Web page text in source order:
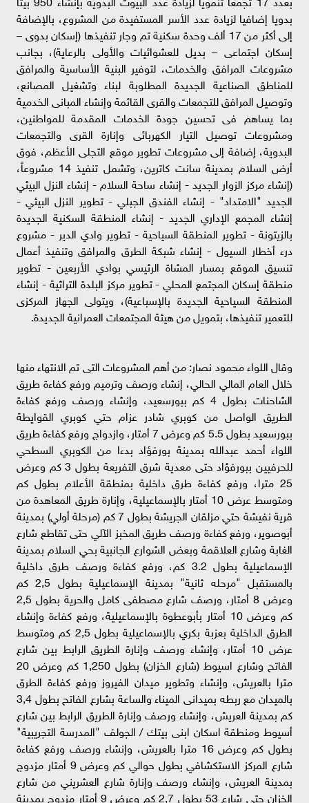
بدويا إضافيا لزيادة عدد الأسر المستفيدة من المشروع، بالإضافة
إلى أكثر من 17 ألف وحدة سكنية تم وجار تنفيذها (إسكان بدوى –
إسكان اجتماعى – بديل للعشوائيات والأولى بالرعاية)، بجانب
مشروعات المرافق والخدمات، لتوفير البنية الأساسية والمرافق
للمناطق الصناعية الجديدة المطلوبة لبناء وتشغيل المصانع،
وتوصيل المرافق للتجمعات والقرى القائمة وإنشاء المبانى الخدمية
بما يساهم فى تحسين جودة الخدمات المقدمة للمواطنين،
ومشروعات توصيل التيار الكهربائى وإنارة القرى والتجمعات
البدوية، إضافة إلى مشروعات تطوير موقع التجلى الأعظم، فوق
أرض السلام بمدينة سانت كاترين، وتشمل تنفيذ 14 مشروعاً،
(إنشاء مركز الزوار الجديد - إنشاء ساحة السلام - إنشاء النزل البيئي
الجديد "الامتداد" - إنشاء الفندق الجبلي - تطوير النزل البيئي -
إنشاء المجمع الإداري الجديد - إنشاء المنطقة السكنية الجديدة
بالزيتونة - تطوير المنطقة السياحية - تطوير وادي الدير - مشروع
درء أخطار السيول - إنشاء شبكة الطرق والمرافق وتنفيذ أعمال
تنسيق الموقع بمسار المشاة الرئيسي بوادي الأربعين - تطوير
منطقة إسكان المجتمع المحلي - تطوير مركز البلدة التراثية - إنشاء
المنطقة السياحية الجديدة بالإسباعية)، ويتولى الجهاز المركزى
للتعمير تنفيذها، بتمويل من هيئة المجتمعات العمرانية الجديدة.
وقال اللواء محمود نصار: من أهم المشروعات التى تم الانتهاء منها
خلال العام المالي الحالي، إنشاء ورصف وترميم ورفع كفاءة طريق
الشاحنات بطول 4 كم ببورسعيد، وإنشاء ورصف ورفع كفاءة
الطريق الواصل من كوبري شادر عزام حتي كوبري القوايطة
ببورسعيد بطول 5.5 كم وعرض 7 أمتار، وازدواج ورفع كفاءة طريق
اللواء أحمد عبدالله بمدينة بورفؤاد بدءا من الكوبري السطحي
للحرفيين ببورفؤاد حتى معدية شرق التفريعة بطول 3 كم وعرض
25 مترا، ورفع كفاءة طرق داخلية بمنطقة الأعلام بطول كم
ومتوسط عرض 10 أمتار بالإسماعيلية، وإنارة طريق المعاهدة من
قرية نفيشة حتي مزلقان الجريشة بطول 7 كم (مرحلة أولي) بمدينة
أبوصوير، ورفع كفاءة ورصف طريق المخبز الآلي حتى تقاطع شارع
الغابة وشارع العلاقمة وبعض الشوارع الجانبية بحي السلام بمدينة
الإسماعيلية بطول 3.2 كم، ورفع كفاءة ورصف طرق داخلية
بالمستقبل "مرحله ثانية" بمدينة الإسماعيلية بطول 2,5 كم
وعرض 8 أمتار، ورصف شارع مصطفى كامل والحرية بطول 2,5
كم وعرض 10 أمتار بأبوعطوة بالإسماعيلية، ورفع كفاءة وإنشاء
الطرق الداخلية بعزبة بكري بالإسماعيلية بطول 2,5 كم ومتوسط
عرض 10 أمتار، وإنشاء ورصف وإنارة الطريق الرابط بين شارع
الفاتح وشارع اسيوط (شارع الخزان) بطول 1,250 كم وعرض 20
مترا بالعريش، وإنشاء وتطوير ميدان الفيروز ورفع كفاءة الطرق
بالميدان مع ربطه بميدانى الميناء والساعة بشارع الفاتح بطول 3,4
كم بمدينة العريش، وإنشاء ورصف وإنارة الطريق الرابط بين شارع
أسيوط ومنطقة اسكان ابنى بيتك / الجولف "المدرسة التجريبية"
بطول كم وعرض 16 مترا بالعريش، وإنشاء ورصف ورفع كفاءة
شارع المركز الاستكشافي بطول حوالي كم وعرض 9 أمتار مزدوج
بمدينة العريش، وإنشاء ورصف وإنارة شارع العشريني من شارع
الخزان حتي شارع 53 بطول 2,7 كم وعرض 9 أمتار مزدوج بمدينة